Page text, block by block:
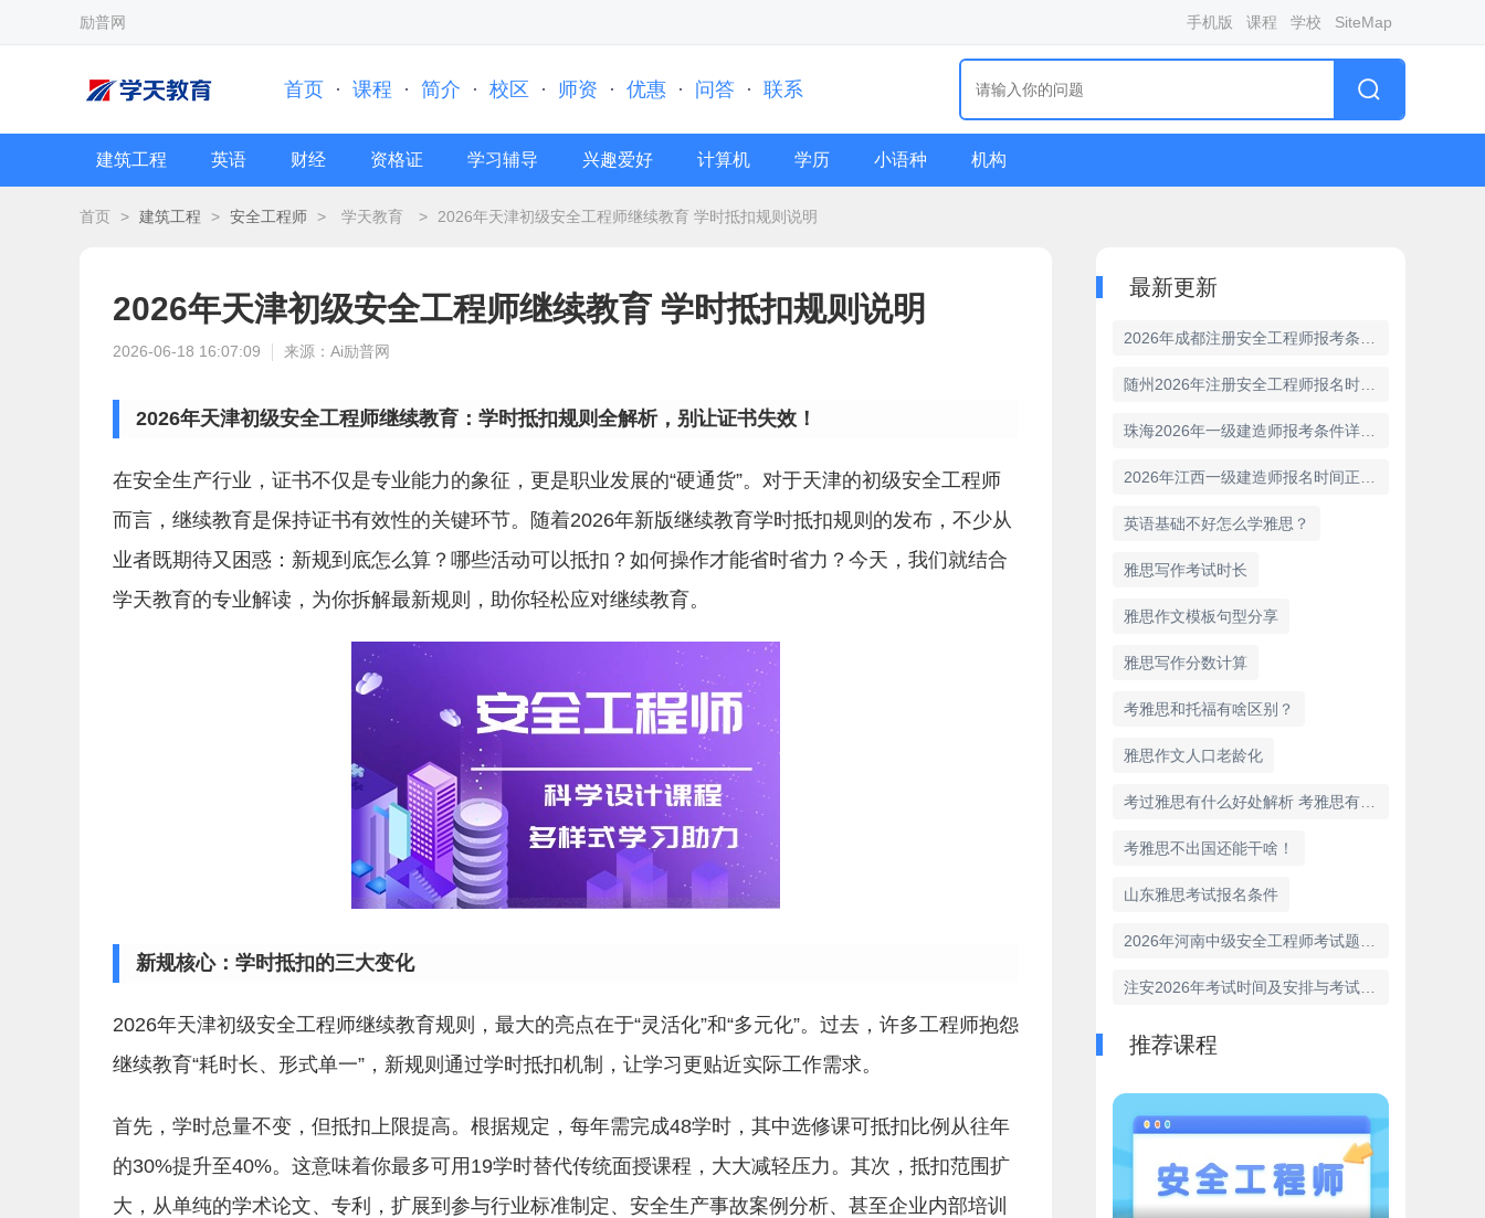
励普网 手机版 课程 学校 SiteMap
首页 · 课程 · 简介 · 校区 · 师资 · 优惠 · 问答 · 联系
建筑工程 英语 财经 资格证 学习辅导 兴趣爱好 计算机 学历 小语种 机构
首页 > 建筑工程 > 安全工程师 > 学天教育 > 2026年天津初级安全工程师继续教育 学时抵扣规则说明
2026年天津初级安全工程师继续教育 学时抵扣规则说明
2026-06-18 16:07:09 来源：Ai励普网
2026年天津初级安全工程师继续教育：学时抵扣规则全解析，别让证书失效！
在安全生产行业，证书不仅是专业能力的象征，更是职业发展的“硬通货”。对于天津的初级安全工程师
而言，继续教育是保持证书有效性的关键环节。随着2026年新版继续教育学时抵扣规则的发布，不少从
业者既期待又困惑：新规到底怎么算？哪些活动可以抵扣？如何操作才能省时省力？今天，我们就结合
学天教育的专业解读，为你拆解最新规则，助你轻松应对继续教育。
新规核心：学时抵扣的三大变化
2026年天津初级安全工程师继续教育规则，最大的亮点在于“灵活化”和“多元化”。过去，许多工程师抱怨
继续教育“耗时长、形式单一”，新规则通过学时抵扣机制，让学习更贴近实际工作需求。
首先，学时总量不变，但抵扣上限提高。根据规定，每年需完成48学时，其中选修课可抵扣比例从往年
的30%提升至40%。这意味着你最多可用19学时替代传统面授课程，大大减轻压力。其次，抵扣范围扩
大，从单纯的学术论文、专利，扩展到参与行业标准制定、安全生产事故案例分析、甚至企业内部培训
最新更新
英语基础不好怎么学雅思？
雅思写作考试时长
雅思作文模板句型分享
雅思写作分数计算
考雅思和托福有啥区别？
雅思作文人口老龄化
考雅思不出国还能干啥！
山东雅思考试报名条件
推荐课程